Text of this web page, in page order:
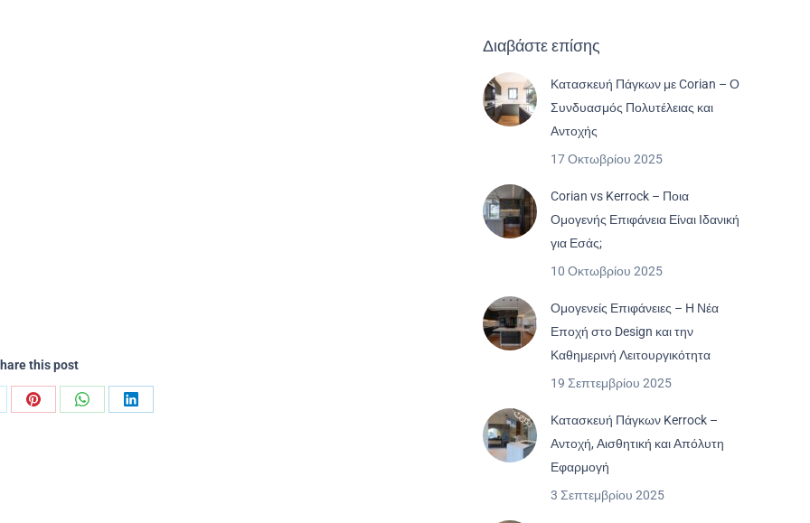
this post
Διαβάστε επίσης
Κατασκευή Πάγκων με Corian – Ο
Συνδυασμός Πολυτέλειας και
Αντοχής
17 Οκτωβρίου 2025
Corian vs Kerrock – Ποια
Ομογενής Επιφάνεια Είναι Ιδανική
για Εσάς;
10 Οκτωβρίου 2025
Ομογενείς Επιφάνειες – Η Νέα
Εποχή στο Design και την
Καθημερινή Λειτουργικότητα
19 Σεπτεμβρίου 2025
Κατασκευή Πάγκων Kerrock –
Αντοχή, Αισθητική και Απόλυτη
Εφαρμογή
3 Σεπτεμβρίου 2025